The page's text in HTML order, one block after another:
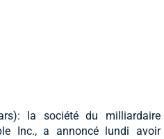
la société du milliardaire
Inc., a annoncé lundi avoir